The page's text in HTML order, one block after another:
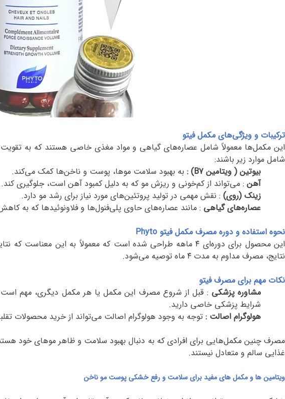
ترکیبات و ویژگی‌های مکمل فیتو
این مکمل‌ها معمولاً شامل عصاره‌های گیاهی و مواد مغذی خاصی هستند که به
شامل موارد زیر باشند:
بیوتین ( ویتامین B7
) : به بهبود سلامت موها، پوست و ناخن‌ها کمک می‌کند.
آهن : می‌تواند از کم‌خونی و ریزش مو که به دلیل کمبود آهن است، جلوگیری کند.
زینک (روی) : نقش مهمی در تولید پروتئین‌های مورد نیاز برای رشد مو دارد.
عصاره‌های گیاهی : مانند عصاره‌های حاوی پلی‌فنول‌ها و فلاونوئیدها که به
نحوه استفاده و دوره مصرف مکمل فیتو Phyto
این محصول برای دوره‌ای ۴ماهه طراحی شده است که معمولاً به این معناست که
نتایج، مصرف مداوم به مدت ۴ ماه توصیه می‌شود.
نکات مهم برای مصرف فیتو
مشاوره پزشکی : قبل از شروع مصرف این مکمل یا هر مکمل دیگری، مهم است
شرایط پزشکی خاصی دارید.
هولوگرام اصالت : توجه به وجود هولوگرام اصالت می‌تواند از خرید محصولات
مصرف چنین مکمل‌هایی برای افرادی که به دنبال بهبود سلامت و ظاهر موهای خود
غذایی سالم و متعادل نیستند.
ویتامین ها و مکمل های مفید برای سلامت و رفع خشکی پوست مو ناخن